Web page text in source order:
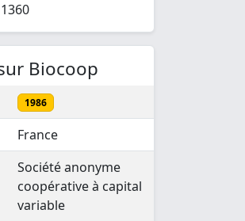
Biocoop
1986
France
Société anonyme
coopérative à capital
variable